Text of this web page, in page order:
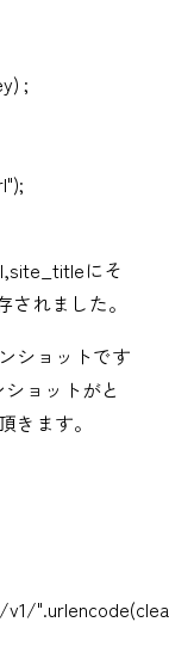
;
にそ
れました。
ショットです
ョットがと
きます。